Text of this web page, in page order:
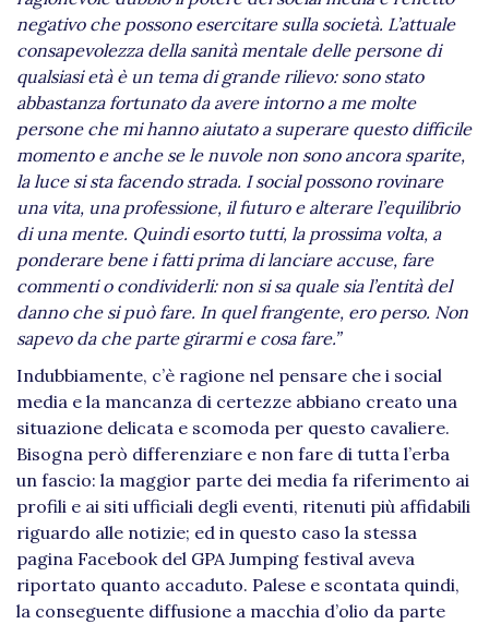
negativo che possono esercitare sulla società. L’attuale
consapevolezza della sanità mentale delle persone di
qualsiasi età è un tema di grande rilievo: sono stato
abbastanza fortunato da avere intorno a me molte
persone che mi hanno aiutato a superare questo difficile
momento e anche se le nuvole non sono ancora sparite,
la luce si sta facendo strada. I social possono rovinare
una vita, una professione, il futuro e alterare l’equilibrio
di una mente. Quindi esorto tutti, la prossima volta, a
ponderare bene i fatti prima di lanciare accuse, fare
commenti o condividerli: non si sa quale sia l’entità del
danno che si può fare. In quel frangente, ero perso. Non
sapevo da che parte girarmi e cosa fare.”
Indubbiamente, c’è ragione nel pensare che i social
media e la mancanza di certezze abbiano creato una
situazione delicata e scomoda per questo cavaliere.
Bisogna però differenziare e non fare di tutta l’erba
un fascio: la maggior parte dei media fa riferimento ai
profili e ai siti ufficiali degli eventi, ritenuti più affidabili
riguardo alle notizie; ed in questo caso la stessa
pagina Facebook del GPA Jumping festival aveva
riportato quanto accaduto. Palese e scontata quindi,
la conseguente diffusione a macchia d’olio da parte